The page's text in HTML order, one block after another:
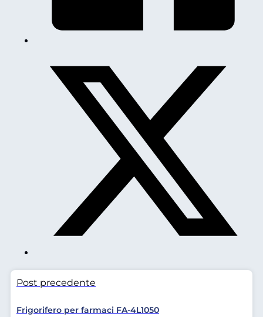
Post precedente
Frigorifero per farmaci FA-4L1050